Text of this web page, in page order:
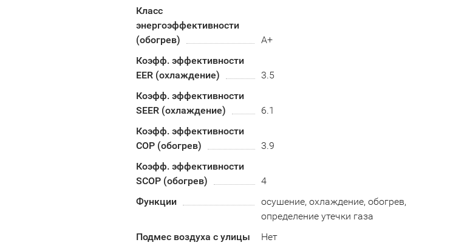
Класс
энергоэффективности
(обогрев)
А+
Коэфф. эффективности
EER (охлаждение)
3.5
Коэфф. эффективности
SEER (охлаждение)
6.1
Коэфф. эффективности
COP (обогрев)
3.9
Коэфф. эффективности
SCOP (обогрев)
4
Функции
осушение, охлаждение, обогрев,
определение утечки газа
Подмес воздуха с улицы
Нет